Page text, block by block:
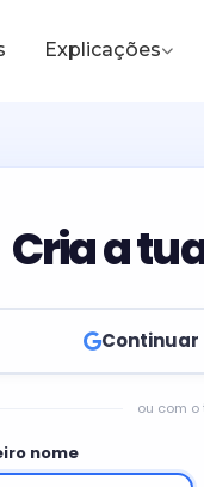
Explicações
Cria a
Continuar
ou com
nome